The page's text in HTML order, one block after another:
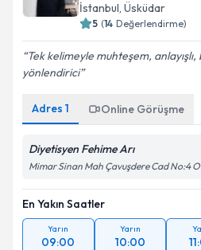
Kişisel verilerimin
Metni
İstanbul, Üsküdar
5 (14 Değerlendirme)
Tek kelimeyle muhteşem, anlayışlı,
yönlendirici
Adres 1 Online Görüşme
Diyetisyen Fehime Arı
Mimar Sinan Mah Çavuşdere Cad No:4
En Yakın Saatler
Yarın
09:00
Yarın
10:00